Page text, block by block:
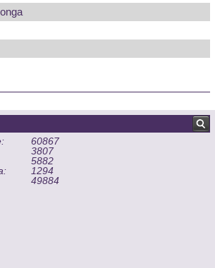
60867
3807
5882
1294
49884